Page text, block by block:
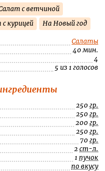
с ветчиной
курицей На Новый год
Салаты
40 мин.
4
5 из 1 голосов
250 гр.
250 гр.
200 гр.
250 гр.
70 гр.
2 ст-л.
1 пучок
по вкусу